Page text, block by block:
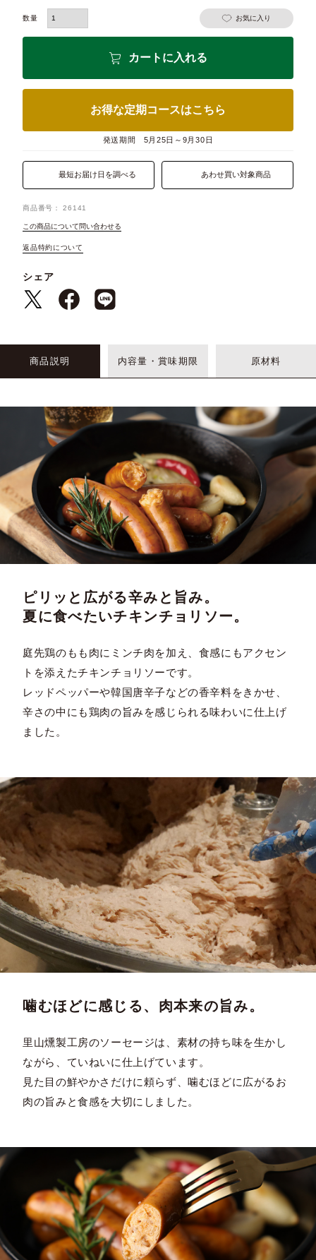
お気に入り
カートに入れる
お得な定期コースはこちら
発送期間 5月25日～9月30日
最短お届け日を調べる あわせ買い対象商品
商品番号 26141
この商品について問い合わせる
返品特約について
シェア
商品説明 内容量・賞味期限 原材料
ピリッと広がる辛みと旨み。
夏に食べたいチキンチョリソー。
庭先鶏のもも肉にミンチ肉を加え、食感にもアクセン
トを添えたチキンチョリソーです。
レッドペッパーや韓国唐辛子などの香辛料をきかせ、
辛さの中にも鶏肉の旨みを感じられる味わいに仕上げ
ました。
噛むほどに感じる、肉本来の旨み。
里山燻製工房のソーセージは、素材の持ち味を生かし
ながら、ていねいに仕上げています。
見た目の鮮やかさだけに頼らず、噛むほどに広がるお
肉の旨みと食感を大切にしました。